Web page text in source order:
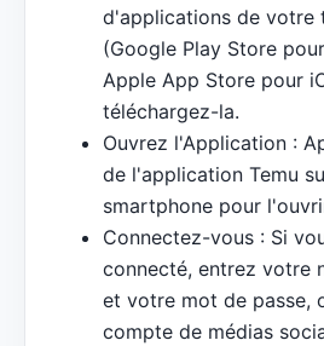
d'applications de votre
(Google Play Store
Apple App Store pour
téléchargez-la.
Ouvrez l'Application :
de l'application Temu
smartphone pour
Connectez-vous : Si
connecté, entrez votre
et votre mot de passe,
compte de médias